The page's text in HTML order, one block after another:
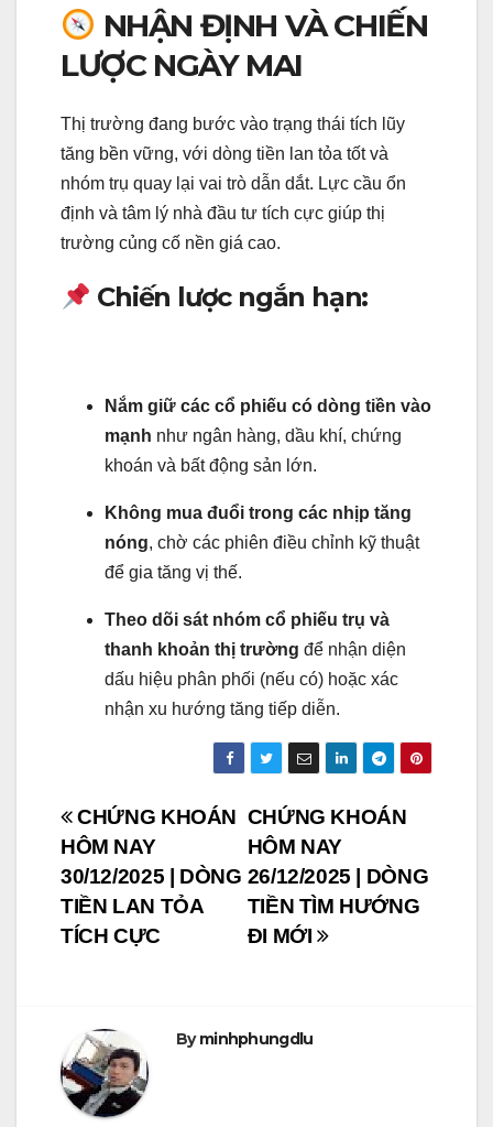
NHẬN ĐỊNH VÀ CHIẾN
LƯỢC NGÀY MAI
Thị trường đang bước vào trạng thái tích lũy
tăng bền vững, với dòng tiền lan tỏa tốt và
nhóm trụ quay lại vai trò dẫn dắt. Lực cầu ổn
định và tâm lý nhà đầu tư tích cực giúp thị
trường củng cố nền giá cao.
Chiến lược ngắn hạn:
Nắm giữ các cổ phiếu có dòng tiền vào
mạnh như ngân hàng, dầu khí, chứng
khoán và bất động sản lớn.
Không mua đuổi trong các nhịp tăng
nóng, chờ các phiên điều chỉnh kỹ thuật
để gia tăng vị thế.
Theo dõi sát nhóm cổ phiếu trụ và
thanh khoản thị trường để nhận diện
dấu hiệu phân phối (nếu có) hoặc xác
nhận xu hướng tăng tiếp diễn.
Post
navigation
CHỨNG KHOÁN
HÔM NAY
26/12/2025 | DÒNG
TIỀN TÌM HƯỚNG
ĐI MỚI
CHỨNG KHOÁN
HÔM NAY
30/12/2025 | DÒNG
TIỀN LAN TỎA
TÍCH CỰC
Byminhphungdlu